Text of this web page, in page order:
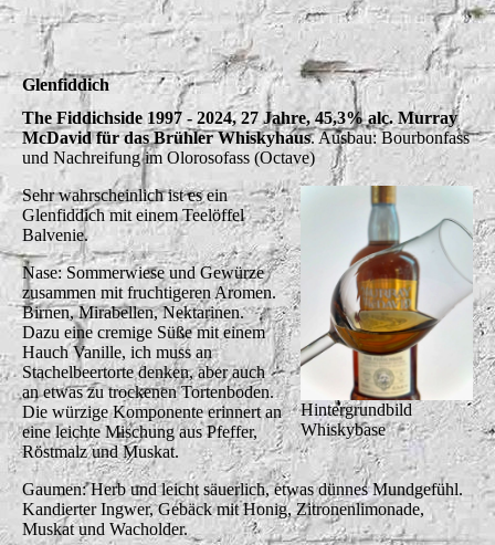
Glenfiddich
The Fiddichside 1997 - 2024, 27 Jahre, 45,3% alc. Murray
McDavid für das Brühler Whiskyhaus. Ausbau: Bourbonfass
und Nachreifung im Olorosofass (Octave)
Hintergrundbild
Whiskybase
Sehr wahrscheinlich ist es ein
Glenfiddich mit einem Teelöffel
Balvenie.
Nase: Sommerwiese und Gewürze
zusammen mit fruchtigeren Aromen.
Birnen, Mirabellen, Nektarinen.
Dazu eine cremige Süße mit einem
Hauch Vanille, ich muss an
Stachelbeertorte denken, aber auch
an etwas zu trockenen Tortenboden.
Die würzige Komponente erinnert an
eine leichte Mischung aus Pfeffer,
Röstmalz und Muskat.
Gaumen: Herb und leicht säuerlich, etwas dünnes Mundgefühl.
Kandierter Ingwer, Gebäck mit Honig, Zitronenlimonade,
Muskat und Wacholder.